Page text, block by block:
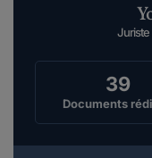
Bonjour,Peut-
39
Documents